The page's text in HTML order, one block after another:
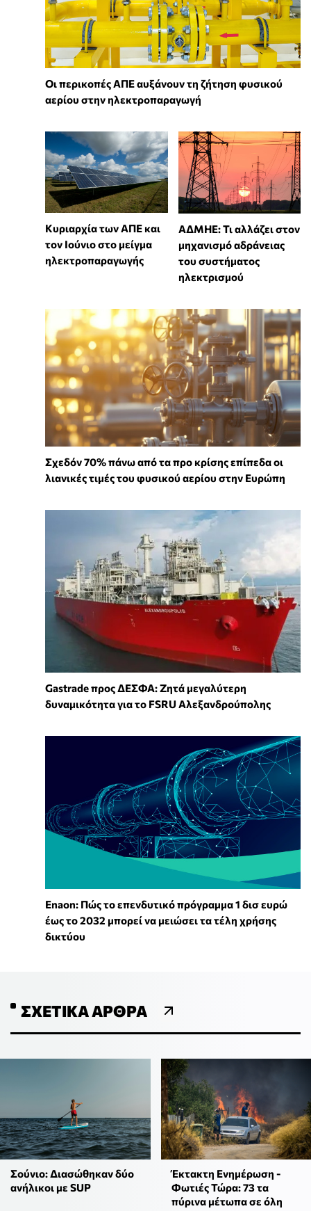
Οι περικοπές ΑΠΕ αυξάνουν τη ζήτηση φυσικού
αερίου στην ηλεκτροπαραγωγή
Κυριαρχία των ΑΠΕ και
τον Ιούνιο στο μείγμα
ηλεκτροπαραγωγής
ΑΔΜΗΕ: Τι αλλάζει στον
μηχανισμό αδράνειας
του συστήματος
ηλεκτρισμού
Σχεδόν 70% πάνω από τα προ κρίσης επίπεδα οι
λιανικές τιμές του φυσικού αερίου στην Ευρώπη
Gastrade προς ΔΕΣΦΑ: Ζητά μεγαλύτερη
δυναμικότητα για το FSRU Αλεξανδρούπολης
Enaon: Πώς το επενδυτικό πρόγραμμα 1 δισ ευρώ
έως το 2032 μπορεί να μειώσει τα τέλη χρήσης
δικτύου
ΣΧΕΤΙΚΆ ΆΡΘΡΑ
Σούνιο: Διασώθηκαν δύο
ανήλικοι με SUP
Έκτακτη Ενημέρωση -
Φωτιές Τώρα: 73 τα
πύρινα μέτωπα σε όλη